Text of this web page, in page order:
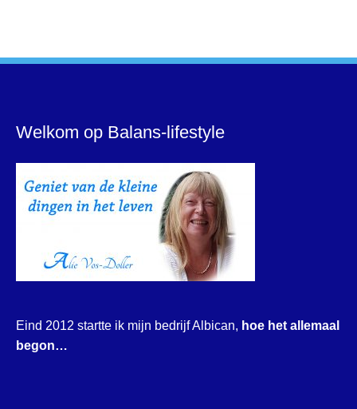
Welkom op Balans-lifestyle
Eind 2012 startte ik mijn bedrijf Albican, hoe het allemaal
begon…